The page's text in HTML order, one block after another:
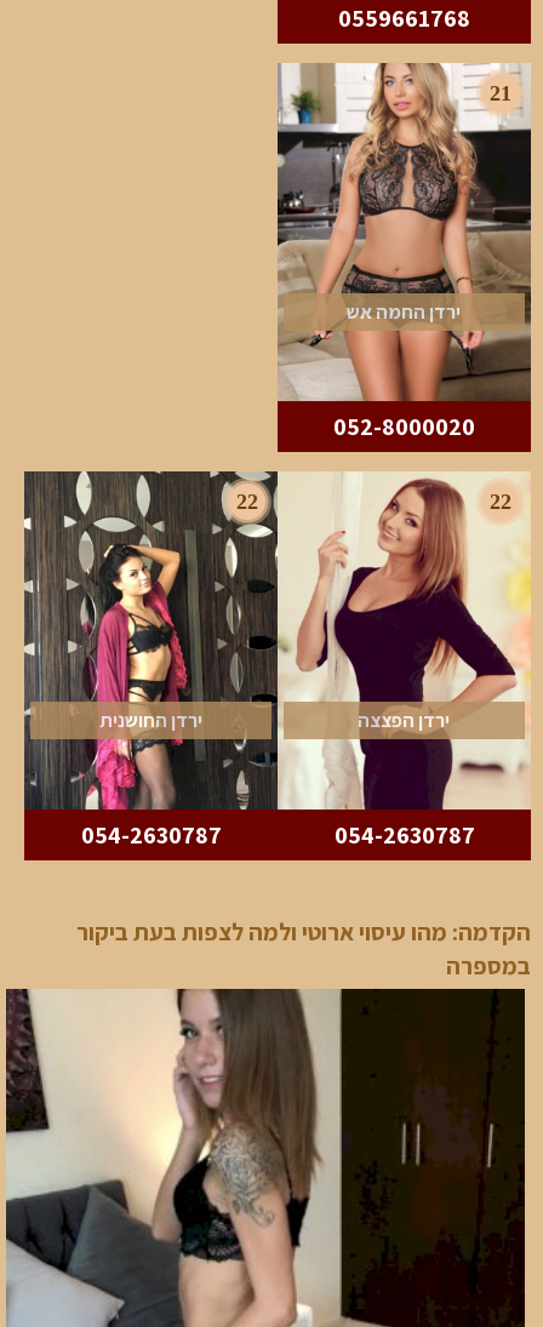
0559661768
21
ירדן החמה אש
052-8000020
22
ירדן הפצצה
054-2630787
22
ירדן החושנית
054-2630787
הקדמה: מהו עיסוי ארוטי ולמה לצפות בעת ביקור
במספרה